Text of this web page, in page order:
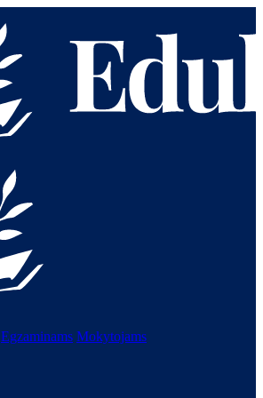
Egzaminams Mokytojams